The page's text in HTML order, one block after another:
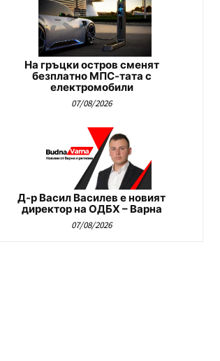
На гръцки остров сменят
безплатно МПС-тата с
електромобили
07/08/2026
Д-р Васил Василев е новият
директор на ОДБХ – Варна
07/08/2026